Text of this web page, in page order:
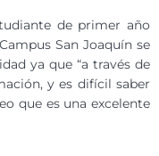
de primer año
San Joaquín se
ya que “a través de
y es difícil saber
que es una excelente